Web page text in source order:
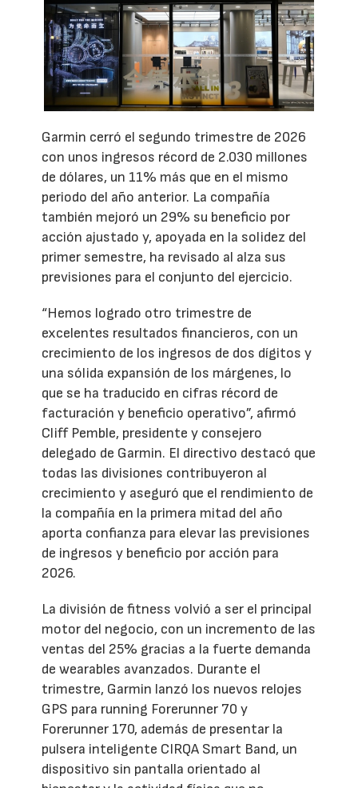
Garmin cerró el segundo trimestre de 2026
con unos ingresos récord de 2.030 millones
de dólares, un 11% más que en el mismo
periodo del año anterior. La compañía
también mejoró un 29% su beneficio por
acción ajustado y, apoyada en la solidez del
primer semestre, ha revisado al alza sus
previsiones para el conjunto del ejercicio.
“Hemos logrado otro trimestre de
excelentes resultados financieros, con un
crecimiento de los ingresos de dos dígitos y
una sólida expansión de los márgenes, lo
que se ha traducido en cifras récord de
facturación y beneficio operativo”, afirmó
Cliff Pemble, presidente y consejero
delegado de Garmin. El directivo destacó que
todas las divisiones contribuyeron al
crecimiento y aseguró que el rendimiento de
la compañía en la primera mitad del año
aporta confianza para elevar las previsiones
de ingresos y beneficio por acción para
2026.
La división de fitness volvió a ser el principal
motor del negocio, con un incremento de las
ventas del 25% gracias a la fuerte demanda
de wearables avanzados. Durante el
trimestre, Garmin lanzó los nuevos relojes
GPS para running Forerunner 70 y
Forerunner 170, además de presentar la
pulsera inteligente CIRQA Smart Band, un
dispositivo sin pantalla orientado al